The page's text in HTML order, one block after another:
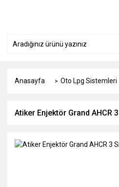
Anasayfa Oto Lpg Sistemleri
Atiker Enjektör Grand AHCR 3